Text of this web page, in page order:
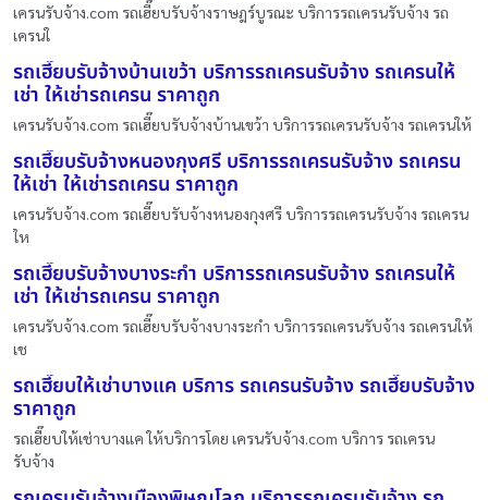
เครนรับจ้าง.com รถเฮี๊ยบรับจ้างราษฎร์บูรณะ บริการรถเครนรับจ้าง รถ
เครนใ
รถเฮี๊ยบรับจ้างบ้านเขว้า บริการรถเครนรับจ้าง รถเครนให้
เช่า ให้เช่ารถเครน ราคาถูก
เครนรับจ้าง.com รถเฮี๊ยบรับจ้างบ้านเขว้า บริการรถเครนรับจ้าง รถเครนให้
รถเฮี๊ยบรับจ้างหนองกุงศรี บริการรถเครนรับจ้าง รถเครน
ให้เช่า ให้เช่ารถเครน ราคาถูก
เครนรับจ้าง.com รถเฮี๊ยบรับจ้างหนองกุงศรี บริการรถเครนรับจ้าง รถเครน
ให
รถเฮี๊ยบรับจ้างบางระกำ บริการรถเครนรับจ้าง รถเครนให้
เช่า ให้เช่ารถเครน ราคาถูก
เครนรับจ้าง.com รถเฮี๊ยบรับจ้างบางระกำ บริการรถเครนรับจ้าง รถเครนให้
เช
รถเฮี๊ยบให้เช่าบางแค บริการ รถเครนรับจ้าง รถเฮี๊ยบรับจ้าง
ราคาถูก
รถเฮี๊ยบให้เช่าบางแค ให้บริการโดย เครนรับจ้าง.com บริการ รถเครน
รับจ้าง